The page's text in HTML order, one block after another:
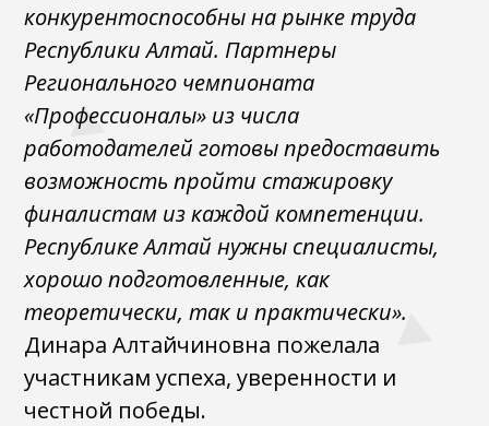
конкурентоспособны на рынке труда
Республики Алтай. Партнеры
Регионального чемпионата
«Профессионалы» из числа
работодателей готовы предоставить
возможность пройти стажировку
финалистам из каждой компетенции.
Республике Алтай нужны специалисты,
хорошо подготовленные, как
теоретически, так и практически».
Динара Алтайчиновна пожелала
участникам успеха, уверенности и
честной победы.